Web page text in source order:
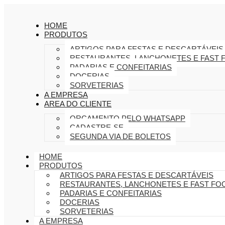
HOME
PRODUTOS
ARTIGOS PARA FESTAS E DESCARTÁVEIS
RESTAURANTES, LANCHONETES E FAST
PADARIAS E CONFEITARIAS
DOCERIAS
SORVETERIAS
A EMPRESA
AREA DO CLIENTE
ORÇAMENTO PELO WHATSAPP
CADASTRE-SE
SEGUNDA VIA DE BOLETOS
HOME
PRODUTOS
ARTIGOS PARA FESTAS E DESCARTÁVEIS
RESTAURANTES, LANCHONETES E FAST
PADARIAS E CONFEITARIAS
DOCERIAS
SORVETERIAS
A EMPRESA